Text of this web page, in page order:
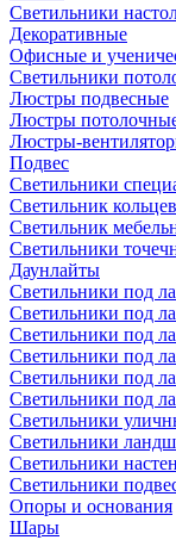
Светильники
Декоративные
Офисные и
Светильники
Люстры подвесные
Люстры
Люстры-
Подвес
Светильники
Светильник
Светильник
Светильники
Даунлайты
Светильники под
Светильники под
Светильники под
Светильники под
Светильники под
Светильники под
Светильники
Светильники
Светильники
Светильники
Опоры и основания
Шары